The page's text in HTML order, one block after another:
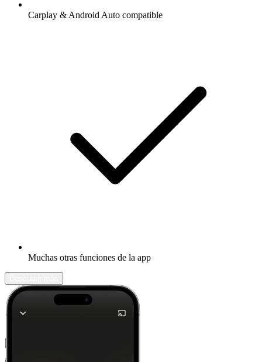
Carplay & Android Auto compatible
Muchas otras funciones de la app